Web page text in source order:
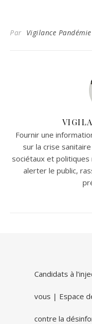
Par Vigilance Pandémie
Fournir une
sur la crise
sociétaux et politiques
alerter le public,
Candidats à
vous | Espace
contre la